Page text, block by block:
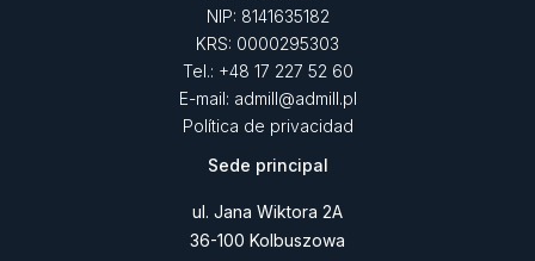
NIP: 8141635182
KRS: 0000295303
Tel.: +48 17 227 52 60
E-mail: admill@admill.pl
Política de privacidad
Sede principal
ul. Jana Wiktora 2A
36-100 Kolbuszowa